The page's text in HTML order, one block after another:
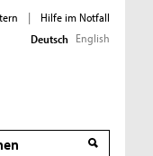
|
Hilfe im Notfall
Deutsch English